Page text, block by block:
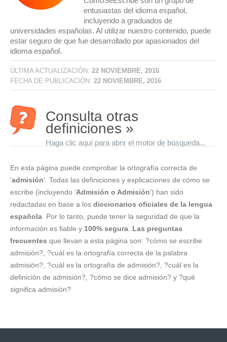
entusiastas del idioma español,
incluyendo a graduados de
universidades españolas. Al utilizar nuestro contenido, puede
estar seguro de que fue desarrollado por apasionados del
idioma español.
ÚLTIMA ACTUALIZACIÓN: 22 NOVIEMBRE, 2016
FECHA DE PUBLICACIÓN: 22 NOVIEMBRE, 2016
Consulta otras
definiciones »
Haga clic aquí para abrir el motor de búsqueda...
En esta página puede comprobar la ortografía correcta de
'admisión'. Todas las definiciones y explicaciones de cómo se
escribe (incluyendo 'Admisión o Admisión') han sido
redactadas en base a los diccionarios oficiales de la lengua
española . Por lo tanto, puede tener la seguridad de que la
información es fiable y 100% segura Las preguntas
frecuentes que llevan a esta página son: ?cómo se escribe
admisión?, ?cuál es la ortografía correcta de la palabra
admisión?, ?cuál es la ortografía de admisión?, ?cuál es la
definición de admisión?, ?cómo se dice admisión? y ?qué
significa admisión?